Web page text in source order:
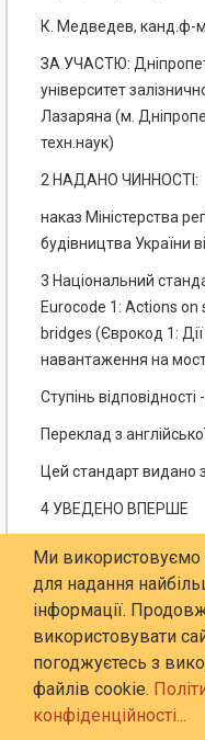
К. Медведев, канд.ф-
ЗА УЧАСТЮ:
університет
Лазаряна (м.
техн.наук)
2 НАДАНО ЧИННОСТІ:
наказ Міністерства
будівництва України
3 Національний
Eurocode 1: Actions
bridges (Єврокод 1: Дії
навантаження на
Ступінь
Переклад з
Цей стандарт видано
4 УВЕДЕНО ВПЕРШЕ
Цей стандарт є
Eurocode 1: Actions on
bridges (Єврокод 1: Дії
навантаження на
EN 1991-2:2003
CEN/TC 250
Ми
для надання
інформації.
використовувати
погоджуєтесь з
файлів cookie.
конфіденційності...